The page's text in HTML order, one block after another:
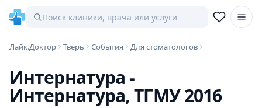
Лайк.Доктор Тверь События Для стоматологов
Интернатура -
Интернатура, ТГМУ 2016